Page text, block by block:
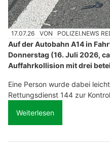
17.07.26 VON POLIZEI.NEWS
Auf der Autobahn A14 in
Donnerstag (16. Juli 2026,
Auffahrkollision mit drei
Eine Person wurde dabei
Rettungsdienst 144 zur
Weiterlesen